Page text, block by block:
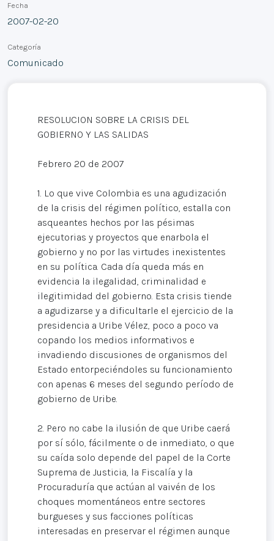
Fecha
2007-02-20
Categoría
Comunicado
RESOLUCION SOBRE LA CRISIS DEL
GOBIERNO Y LAS SALIDAS
Febrero 20 de 2007
1. Lo que vive Colombia es una agudización
de la crisis del régimen político, estalla con
asqueantes hechos por las pésimas
ejecutorias y proyectos que enarbola el
gobierno y no por las virtudes inexistentes
en su política. Cada día queda más en
evidencia la ilegalidad, criminalidad e
ilegitimidad del gobierno. Esta crisis tiende
a agudizarse y a dificultarle el ejercicio de la
presidencia a Uribe Vélez, poco a poco va
copando los medios informativos e
invadiendo discusiones de organismos del
Estado entorpeciéndoles su funcionamiento
con apenas 6 meses del segundo período de
gobierno de Uribe.
2. Pero no cabe la ilusión de que Uribe caerá
por sí sólo, fácilmente o de inmediato, o que
su caída solo depende del papel de la Corte
Suprema de Justicia, la Fiscalía y la
Procuraduría que actúan al vaivén de los
choques momentáneos entre sectores
burgueses y sus facciones políticas
interesadas en preservar el régimen aunque